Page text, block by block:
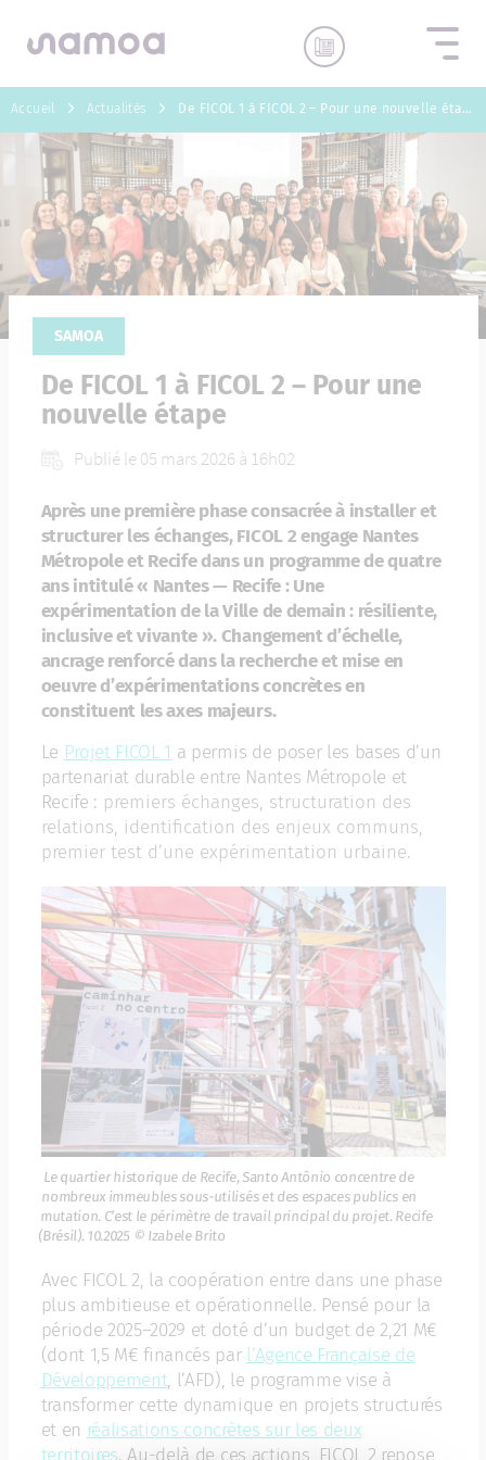
Accueil Actualités De FICOL 1 à FICOL 2 – Pour une nouvelle étape
SAMOA
De FICOL 1 à FICOL 2 – Pour une
nouvelle étape
Publié le 05 mars 2026 à 16h02
Après une première phase consacrée à installer et
structurer les échanges, FICOL 2 engage Nantes
Métropole et Recife dans un programme de quatre
ans intitulé « Nantes — Recife : Une
expérimentation de la Ville de demain : résiliente,
inclusive et vivante ». Changement d’échelle,
ancrage renforcé dans la recherche et mise en
oeuvre d’expérimentations concrètes en
constituent les axes majeurs.
Le Projet FICOL 1 a permis de poser les bases d’un
partenariat durable entre Nantes Métropole et
Recife : premiers échanges, structuration des
relations, identification des enjeux communs,
premier test d’une expérimentation urbaine.
Le quartier historique de Recife, Santo Antônio concentre de
nombreux immeubles sous-utilisés et des espaces publics en
mutation. C’est le périmètre de travail principal du projet. Recife
(Brésil). 10.2025 © Izabele Brito
Avec FICOL 2, la coopération entre dans une phase
plus ambitieuse et opérationnelle. Pensé pour la
période 2025–2029 et doté d’un budget de 2,21 M€
(dont 1,5 M€ financés par l’Agence Française de
Développement, l’AFD), le programme vise à
transformer cette dynamique en projets structurés
et en réalisations concrètes sur les deux
territoires. Au-delà de ces actions, FICOL 2 repose